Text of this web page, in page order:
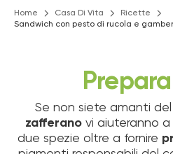
Home Casa Di Vita
Ricette
Sandwich con pesto di rucola e
Se non siete amanti del
zafferano vi aiuteranno
due spezie oltre a fornire